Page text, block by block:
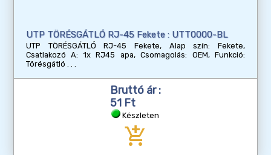
UTP TÖRÉSGÁTLÓ RJ-45 Fekete : UTT0000-BL
UTP TÖRÉSGÁTLÓ RJ-45 Fekete, Alap szín: Fekete,
Csatlakozó A: 1x RJ45 apa, Csomagolás: OEM, Funkció:
Törésgátló
Bruttó ár :
51 Ft
Készleten
add_shopping_cart